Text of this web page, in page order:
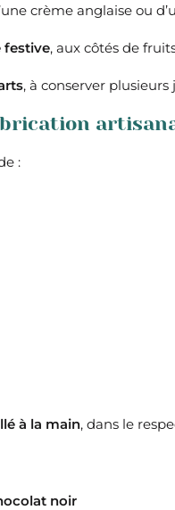
crème anglaise ou
festive, aux côtés de
, à conserver
:
à la main, dans le
noir